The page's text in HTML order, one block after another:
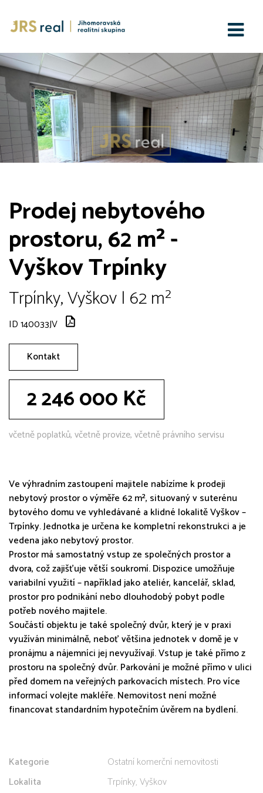
Prodej nebytového
prostoru, 62 m² -
Vyškov Trpínky
Trpínky, Vyškov | 62 m²
ID 140033JV
Kontakt
2 246 000 Kč
včetně poplatků, včetně provize, včetně právního servisu
Ve výhradním zastoupení majitele nabízíme k prodeji
nebytový prostor o výměře 62 m², situovaný v suterénu
bytového domu ve vyhledávané a klidné lokalitě Vyškov –
Trpínky. Jednotka je určena ke kompletní rekonstrukci a je
vedena jako nebytový prostor.
Prostor má samostatný vstup ze společných prostor a
dvora, což zajišťuje větší soukromí. Dispozice umožňuje
variabilní využití – například jako ateliér, kancelář, sklad,
prostor pro podnikání nebo dlouhodobý pobyt podle
potřeb nového majitele.
Součástí objektu je také společný dvůr, který je v praxi
využíván minimálně, neboť většina jednotek v domě je v
pronájmu a nájemníci jej nevyužívají. Vstup je také přímo z
prostoru na společný dvůr. Parkování je možné přímo v ulici
před domem na veřejných parkovacích místech. Pro více
informací volejte makléře. Nemovitost není možné
financovat standardním hypotečním úvěrem na bydlení.
Kategorie
Ostatní komerční nemovitosti
Lokalita
Trpínky, Vyškov